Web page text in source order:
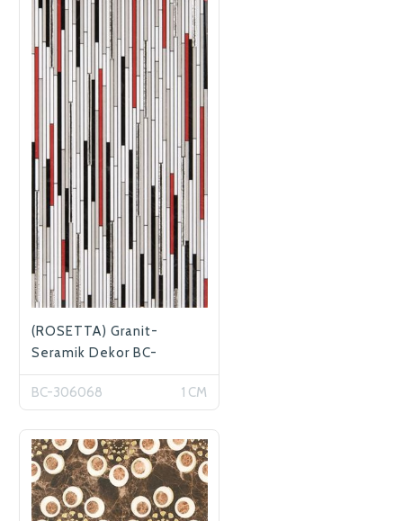
(ROSETTA) Granit-
Seramik Dekor BC-
306068
BC-306068
1 CM